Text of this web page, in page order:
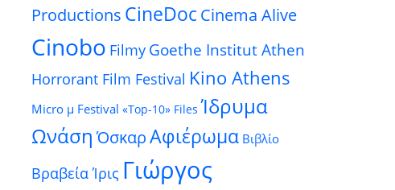
Productions CineDoc Cinema Alive
Cinobo Filmy Goethe Institut Athen
Horrorant Film Festival Kino Athens
Micro μ Festival «Top-10» Files Ίδρυμα
Ωνάση ΌσκαρΑφιέρωμα Βιβλίο
Βραβεία Ίρις Γιώργος